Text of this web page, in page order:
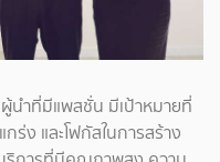
นำที่มีแพสชั่น มีเป้าหมายที่
ร่ง และโฟกัสในการสร้าง